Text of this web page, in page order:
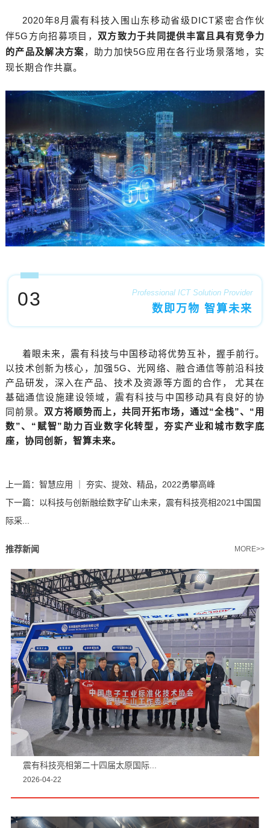
2020年8月震有科技入围山东移动省级DICT紧密合作伙
伴5G方向招募项目， 双方致力于共同提供丰富且具有竞争力
的产品及解决方案 ，助力加快5G应用在各行业场景落地，实
现长期合作共赢。
03 Professional ICT Solution Provider
数即万物 智算未来
着眼未来，震有科技与中国移动将优势互补，握手前行。
以技术创新为核心，加强5G、光网络、融合通信等前沿科技
产品研发，深入在产品、技术及资源等方面的合作， 尤其在
基础通信设施建设领域，震有科技与中国移动具有良好的协
同前景。 双方将顺势而上，共同开拓市场，通过“全栈”、“用
数”、“赋智”助力百业数字化转型，夯实产业和城市数字底
座，协同创新，智算未来。
上一篇： 智慧应用 ｜ 夯实、提效、精品，2022勇攀高峰
下一篇： 以科技与创新融绘数字矿山未来，震有科技亮相2021中国国
际采...
推荐新闻 MORE>>
震有科技亮相第二十四届太原国际...
2026-04-22